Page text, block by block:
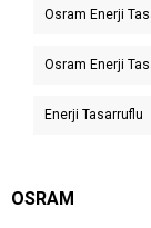
Osram Enerji
Osram Enerji
Enerji Tasarruflu
OSRAM